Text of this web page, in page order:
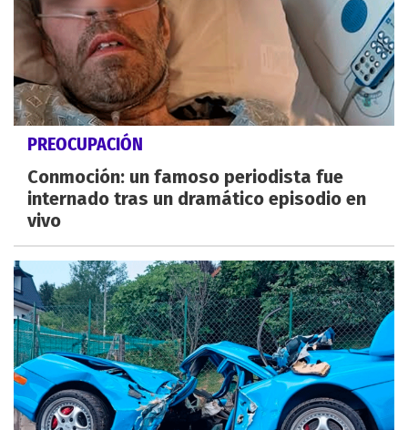
PREOCUPACIÓN
Conmoción: un famoso periodista fue
internado tras un dramático episodio en
vivo